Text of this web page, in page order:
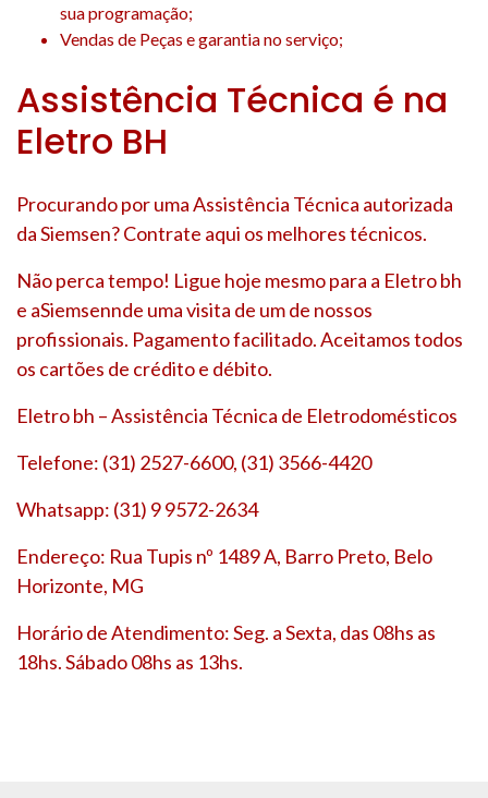
sua programação;
Vendas de Peças e garantia no serviço;
Assistência Técnica é na
Eletro BH
Procurando por uma Assistência Técnica autorizada
da Siemsen? Contrate aqui os melhores técnicos.
Não perca tempo! Ligue hoje mesmo para a Eletro bh
e aSiemsennde uma visita de um de nossos
profissionais. Pagamento facilitado. Aceitamos todos
os cartões de crédito e débito.
Eletro bh – Assistência Técnica de Eletrodomésticos
Telefone: (31) 2527-6600, (31) 3566-4420
Whatsapp: (31) 9 9572-2634
Endereço: Rua Tupis nº 1489 A, Barro Preto, Belo
Horizonte, MG
Horário de Atendimento: Seg. a Sexta, das 08hs as
18hs. Sábado 08hs as 13hs.